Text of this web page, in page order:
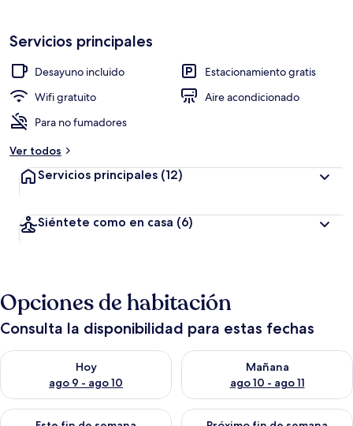
Servicios principales
Desayuno incluido
Estacionamiento gratis
Wifi gratuito
Aire acondicionado
Para no fumadores
Ver todos
Servicios principales (12)
Siéntete como en casa (6)
Opciones de habitación
Consulta la disponibilidad para estas fechas
Hoy
ago 9 - ago 10
Consulta la disponibilidad para hoy ago 9 - ago 10
Mañana
ago 10 - ago 11
Consulta la disponibilidad
Consulta la disponibilidad para este fin de semana ago 14 -
Consulta la disponibilidad